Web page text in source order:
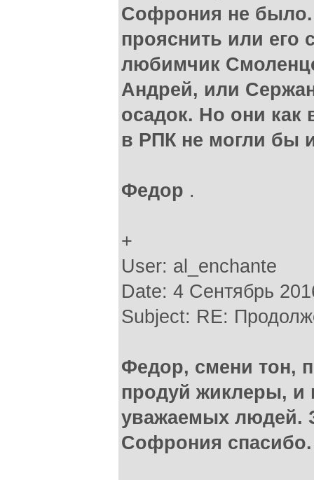
Софрония не
прояснить или его
любимчик
Андрей, или
осадок. Но они
в РПК не могли бы
Федор .
+
User: al_enchante
Date: 4 Сентябрь
Subject: RE:
Федор, смени тон,
продуй жиклеры, и
уважаемых людей.
Софрония спасибо.